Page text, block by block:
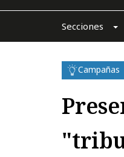
Secciones
Campañas